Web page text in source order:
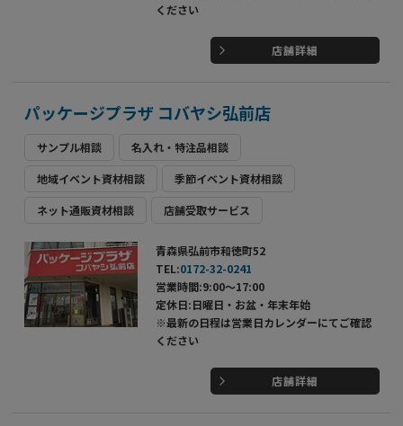
ください
店舗詳細
パッケージプラザ コバヤシ弘前店
サンプル相談 名入れ・特注品相談
地域イベント資材相談 季節イベント資材相談
ネット通販資材相談 店舗受取サービス
青森県弘前市和徳町52
TEL:0172-32-0241
営業時間:9:00～17:00
定休日:日曜日・お盆・年末年始
※最新の日程は営業日カレンダーにてご確認
ください
店舗詳細